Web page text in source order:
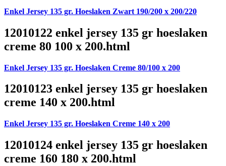
Enkel Jersey 135 gr. Hoeslaken Zwart 190/200 x 200/220
12010122 enkel jersey 135 gr hoeslaken
creme 80 100 x 200.html
Enkel Jersey 135 gr. Hoeslaken Creme 80/100 x 200
12010123 enkel jersey 135 gr hoeslaken
creme 140 x 200.html
Enkel Jersey 135 gr. Hoeslaken Creme 140 x 200
12010124 enkel jersey 135 gr hoeslaken
creme 160 180 x 200.html